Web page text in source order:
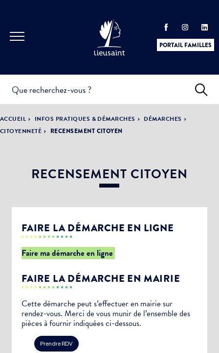
PORTAIL FAMILLES
PRATIQUES &
DÉMARCHES
ACTUALITÉS &
ÉVÈNEMENTS
LA VILLE
DÉMOCRATIE
PARTICIPATIVE
ACCUEIL INFOS PRATIQUES & DÉMARCHES
DÉMARCHES
CITOYENNETÉ
RECENSEMENT CITOYEN
RECENSEMENT CITOYEN
FAIRE LA DÉMARCHE EN LIGNE
Faire ma démarche en ligne
FAIRE LA DÉMARCHE EN MAIRIE
Cette démarche peut s’effectuer en mairie sur
rendez-vous. Merci de vous munir de l’ensemble des
pièces à fournir indiquées ci-dessous.